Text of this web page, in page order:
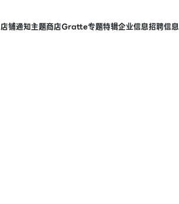
店铺通知主题商店Gratte专题特辑企业信息招聘信息